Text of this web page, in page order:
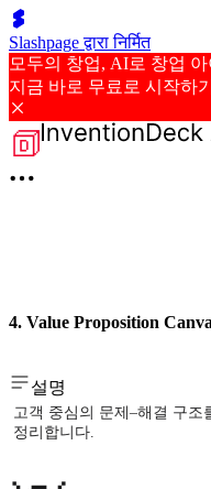
Slashpage द्वारा निर्मित
모두의 창업, AI로 창업
지금 바로 무료로 시작하기
4. Value Proposition
설명
고객 중심의 문제–해결 구조
정리합니다.